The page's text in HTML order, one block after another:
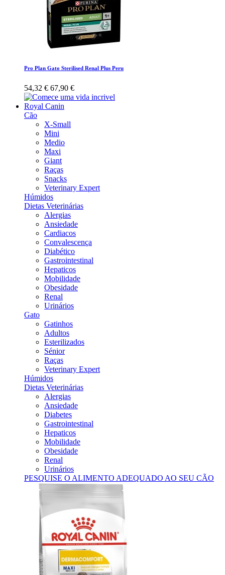
Pro Plan Gato Sterilised Renal Plus Peru
54,32 € 67,90 €
Royal Canin
Cão
X-Small
Mini
Medio
Maxi
Giant
Raças
Snacks
Veterinary Expert
Húmidos
Dietas Veterinárias
Alergias
Ansiedade
Cardiacos
Convalescença
Diabético
Gastrointestinal
Hepaticos
Mobilidade
Obesidade
Renal
Urinários
Gato
Gatinhos
Adultos
Esterilizados
Sénior
Raças
Veterinary Expert
Húmidos
Dietas Veterinárias
Alergias
Ansiedade
Diabetes
Gastrointestinal
Hepaticos
Mobilidade
Obesidade
Renal
Urinários
PESQUISE O ALIMENTO ADEQUADO AO SEU CÃO